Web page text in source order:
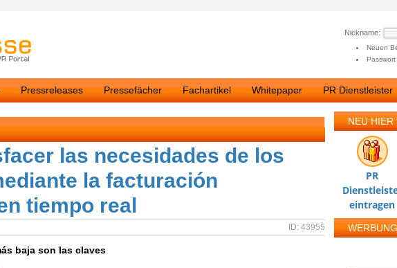
Nickname:
Neuen
Pressreleases Pressefächer Fachartikel Whitepaper PR Dienstleister
las necesidades de los
la facturación
tiempo real
ID: 43955
baja son las claves
NEU HIER
PR
eintragen
WERBUNG